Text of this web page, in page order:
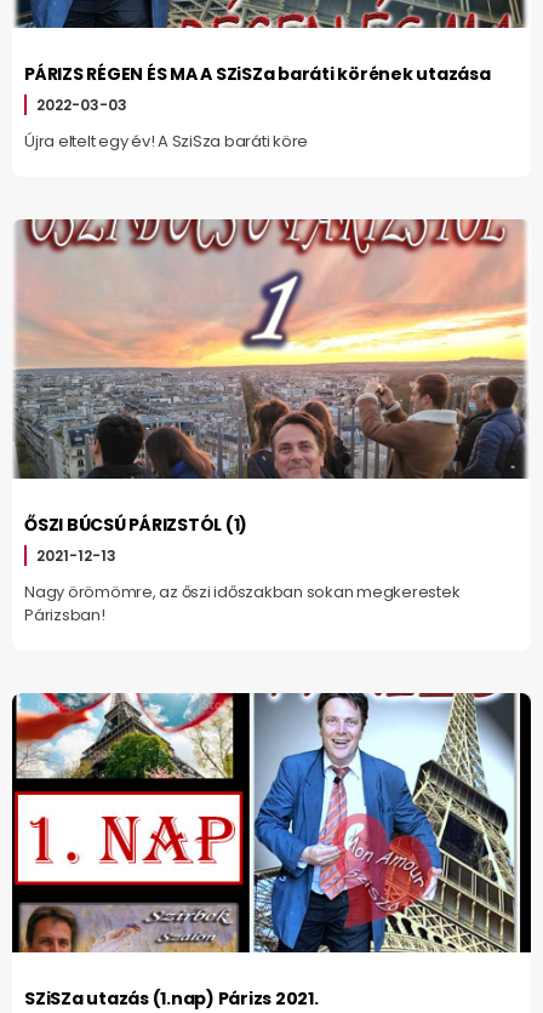
PÁRIZS RÉGEN ÉS MA A SZiSZa baráti körének utazása
2022-03-03
Újra eltelt egy év! A SziSza baráti köre
ŐSZI BÚCSÚ PÁRIZSTÓL (1)
2021-12-13
Nagy örömömre, az őszi időszakban sokan megkerestek
Párizsban!
SZiSZa utazás (1.nap) Párizs 2021.